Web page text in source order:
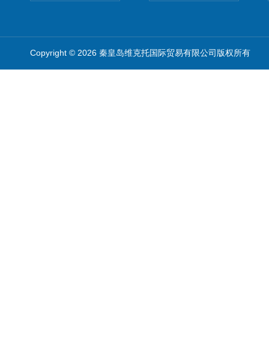
Copyright © 2026 秦皇岛维克托国际贸易有限公司版权所有